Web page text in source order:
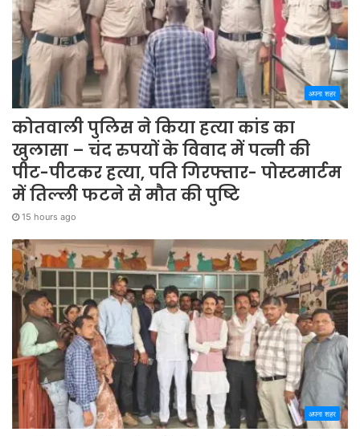
अपना शहर
कोतवाली पुलिस ने किया हत्या कांड का
खुलासा – चंद रुपयों के विवाद में पत्नी की
पीट-पीटकर हत्या, पति गिरफ्तार- पोस्टमार्टम
में तिल्ली फटने से मौत की पुष्टि
15 hours ago
अपना शहर